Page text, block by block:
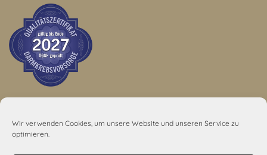
Wir verwenden Cookies, um unsere Website und unseren Service zu
optimieren.
5,0